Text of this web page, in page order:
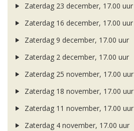
Zaterdag 23 december, 17.00 uur
Zaterdag 16 december, 17.00 uur
Zaterdag 9 december, 17.00 uur
Zaterdag 2 december, 17.00 uur
Zaterdag 25 november, 17.00 uur
Zaterdag 18 november, 17.00 uur
Zaterdag 11 november, 17.00 uur
Zaterdag 4 november, 17.00 uur